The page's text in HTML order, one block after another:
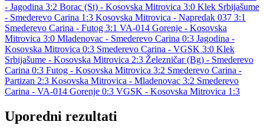
- Jagodina 3:2 Borac (St) - Kosovska Mitrovica 3:0 Klek Srbijašume
- Smederevo Carina 1:3 Kosovska Mitrovica - Napredak 037 3:1
Smederevo Carina - Futog 3:1 VA-014 Gorenje - Kosovska
Mitrovica 3:0 Mladenovac - Smederevo Carina 0:3 Jagodina -
Kosovska Mitrovica 0:3 Smederevo Carina - VGSK 3:0 Klek
Srbijašume - Kosovska Mitrovica 2:3 Železničar (Bg) - Smederevo
Carina 0:3 Futog - Kosovska Mitrovica 3:2 Smederevo Carina -
Partizan 2:3 Kosovska Mitrovica - Mladenovac 3:2 Smederevo
Carina - VA-014 Gorenje 0:3 VGSK - Kosovska Mitrovica 1:3
Uporedni rezultati